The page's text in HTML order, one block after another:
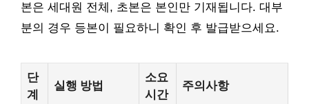
본은 세대원 전체, 초본은 본인만 기재됩니다. 대부
분의 경우 등본이 필요하니 확인 후 발급받으세요.
단
계
실행 방법
소요
시간
주의사항